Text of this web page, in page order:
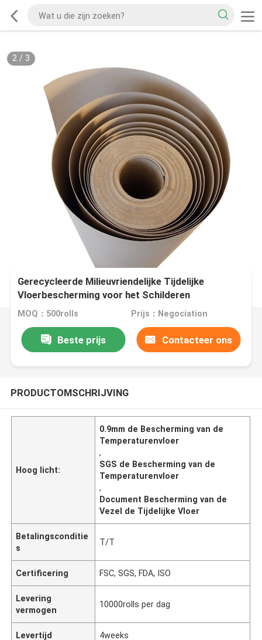
2/ 3
Gerecycleerde Milieuvriendelijke Tijdelijke
Vloerbescherming voor het Schilderen
MOQ：500rolls Prijs：Negociation
Beste prijs Contacteer ons
PRODUCTOMSCHRIJVING
Hoog licht:
0.9mm de Bescherming van de
Temperaturenvloer
,
SGS de Bescherming van de
Temperaturenvloer
,
Document Bescherming van de
Vezel de Tijdelijke Vloer
Betalingsconditie
s
T/T
Certificering FSC, SGS, FDA, ISO
Levering
vermogen
10000rolls per dag
Levertijd 4weeks